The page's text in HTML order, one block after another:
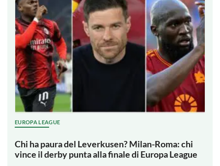
EUROPA LEAGUE
Chi ha paura del Leverkusen? Milan-Roma: chi
vince il derby punta alla finale di Europa League